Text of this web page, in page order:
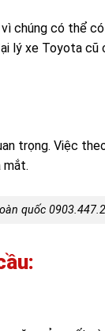
chúng có thể
xe Toyota cũ
trọng. Việc
mắt.
quốc